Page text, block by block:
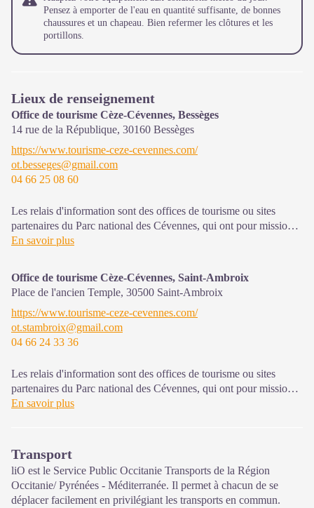
Pensez à emporter de l'eau en quantité suffisante, de bonnes
chaussures et un chapeau. Bien refermer les clôtures et les
portillons.
Lieux de renseignement
Office de tourisme Cèze-Cévennes, Bessèges
14 rue de la République, 30160 Bessèges
https://www.tourisme-ceze-cevennes.com/
ot.besseges@gmail.com
04 66 25 08 60
Les relais d'information sont des offices de tourisme ou sites
partenaires du Parc national des Cévennes, qui ont pour mission
l'information et la sensibilisation sur l'offre de découverte et
Ouvert toute l'année (se renseigner pour les jours et horaires
d'ouverture en période hivernale)
En savoir plus
Office de tourisme Cèze-Cévennes, Saint-Ambroix
Place de l'ancien Temple, 30500 Saint-Ambroix
https://www.tourisme-ceze-cevennes.com/
ot.stambroix@gmail.com
04 66 24 33 36
Les relais d'information sont des offices de tourisme ou sites
partenaires du Parc national des Cévennes, qui ont pour mission
l'information et la sensibilisation sur l'offre de découverte et
Ouvert toute l'année (se renseigner pour les jours et horaires
d'ouverture en période hivernale)
En savoir plus
Transport
liO est le Service Public Occitanie Transports de la Région
Occitanie/ Pyrénées - Méditerranée. Il permet à chacun de se
déplacer facilement en privilégiant les transports en commun.